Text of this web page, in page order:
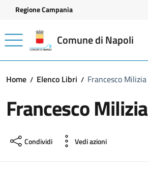
Vai ai contenuti
Vai al footer
Regione Campania
Comune di Napoli
Home Elenco Libri Francesco Milizia
Francesco Milizia
Condividi Vedi azioni